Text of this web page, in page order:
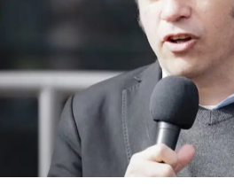
“Danny” Perez. Brasil alude a
como así también lo está
En este contexto, hay malestar
entienden que la visita de Lula, el
expresidenta Cristina Kirchner en
domiciliaria, previo a las